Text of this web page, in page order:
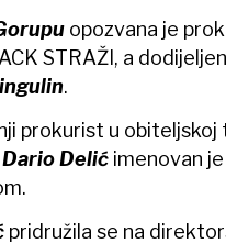
opozvana je
STRAŽI, a
.
prokurist u
Dario Delić imenovan
pridružila se na